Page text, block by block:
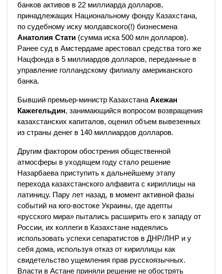
банков активов в 22 миллиарда долларов,
принадлежащих Национальному фонду Казахстана,
по судебному иску молдавского(!) бизнесмена
Анатолия Стати (сумма иска 500 млн долларов).
Ранее суд в Амстердаме арестовал средства того же
Нацфонда в 5 миллиардов долларов, переданные в
управление голландскому филиалу американского
банка.
Бывший премьер-министр Казахстана Акежан
Кажегельдин, занимающийся вопросом возвращения
казахстанских капиталов, оценил объем вывезенных
из страны денег в 140 миллиардов долларов.
Другим фактором обострения общественной
атмосферы в уходящем году стало решение
Назарбаева приступить к дальнейшему этапу
перехода казахстанского алфавита с кириллицы на
латиницу. Пару лет назад, в момент активной фазы
событий на юго-востоке Украины, где адепты
«русского мира» пытались расширить его к западу от
России, их коллеги в Казахстане надеялись
использовать успехи сепаратистов в ДНР/ЛНР и у
себя дома, используя отказ от кириллицы как
свидетельство ущемления прав русскоязычных.
Власти в Астане приняли решение не обострять